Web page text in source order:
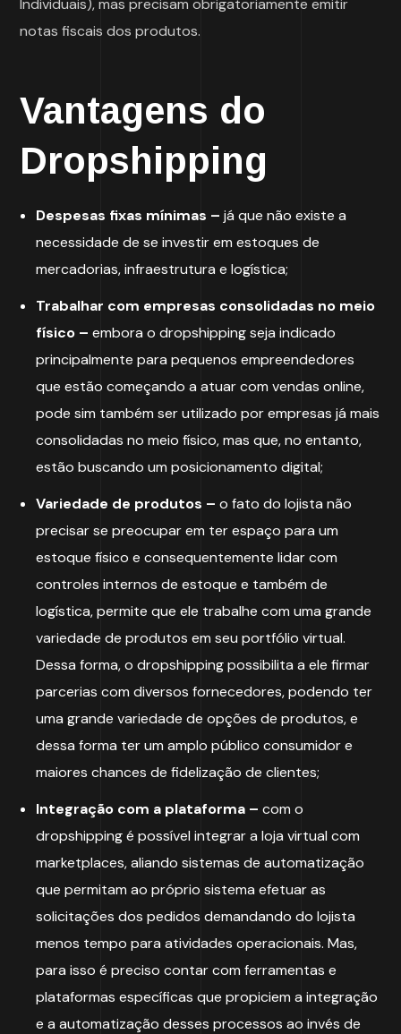
Individuais), mas precisam obrigatoriamente emitir
notas fiscais dos produtos.
Vantagens do
Dropshipping
Despesas fixas mínimas – já que não existe a
necessidade de se investir em estoques de
mercadorias, infraestrutura e logística;
Trabalhar com empresas consolidadas no meio
físico – embora o dropshipping seja indicado
principalmente para pequenos empreendedores
que estão começando a atuar com vendas online,
pode sim também ser utilizado por empresas já mais
consolidadas no meio físico, mas que, no entanto,
estão buscando um posicionamento digital;
Variedade de produtos – o fato do lojista não
precisar se preocupar em ter espaço para um
estoque físico e consequentemente lidar com
controles internos de estoque e também de
logística, permite que ele trabalhe com uma grande
variedade de produtos em seu portfólio virtual.
Dessa forma, o dropshipping possibilita a ele firmar
parcerias com diversos fornecedores, podendo ter
uma grande variedade de opções de produtos, e
dessa forma ter um amplo público consumidor e
maiores chances de fidelização de clientes;
Integração com a plataforma – com o
dropshipping é possível integrar a loja virtual com
marketplaces, aliando sistemas de automatização
que permitam ao próprio sistema efetuar as
solicitações dos pedidos demandando do lojista
menos tempo para atividades operacionais. Mas,
para isso é preciso contar com ferramentas e
plataformas específicas que propiciem a integração
e a automatização desses processos ao invés de